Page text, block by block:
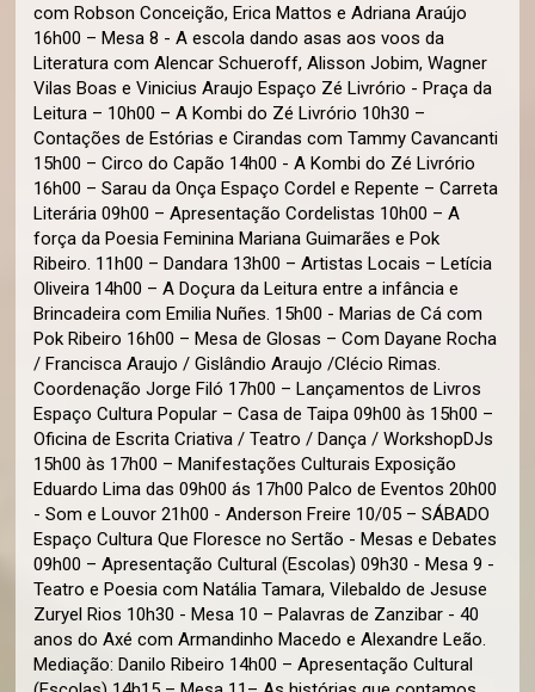
com Robson Conceição, Erica Mattos e Adriana Araújo
16h00 – Mesa 8 - A escola dando asas aos voos da
Literatura com Alencar Schueroff, Alisson Jobim, Wagner
Vilas Boas e Vinicius Araujo Espaço Zé Livrório - Praça da
Leitura – 10h00 – A Kombi do Zé Livrório 10h30 –
Contações de Estórias e Cirandas com Tammy Cavancanti
15h00 – Circo do Capão 14h00 - A Kombi do Zé Livrório
16h00 – Sarau da Onça Espaço Cordel e Repente – Carreta
Literária 09h00 – Apresentação Cordelistas 10h00 – A
força da Poesia Feminina Mariana Guimarães e Pok
Ribeiro. 11h00 – Dandara 13h00 – Artistas Locais – Letícia
Oliveira 14h00 – A Doçura da Leitura entre a infância e
Brincadeira com Emilia Nuñes. 15h00 - Marias de Cá com
Pok Ribeiro 16h00 – Mesa de Glosas – Com Dayane Rocha
/ Francisca Araujo / Gislândio Araujo /Clécio Rimas.
Coordenação Jorge Filó 17h00 – Lançamentos de Livros
Espaço Cultura Popular – Casa de Taipa 09h00 às 15h00 –
Oficina de Escrita Criativa / Teatro / Dança / WorkshopDJs
15h00 às 17h00 – Manifestações Culturais Exposição
Eduardo Lima das 09h00 ás 17h00 Palco de Eventos 20h00
- Som e Louvor 21h00 - Anderson Freire 10/05 – SÁBADO
Espaço Cultura Que Floresce no Sertão - Mesas e Debates
09h00 – Apresentação Cultural (Escolas) 09h30 - Mesa 9 -
Teatro e Poesia com Natália Tamara, Vilebaldo de Jesuse
Zuryel Rios 10h30 - Mesa 10 – Palavras de Zanzibar - 40
anos do Axé com Armandinho Macedo e Alexandre Leão.
Mediação: Danilo Ribeiro 14h00 – Apresentação Cultural